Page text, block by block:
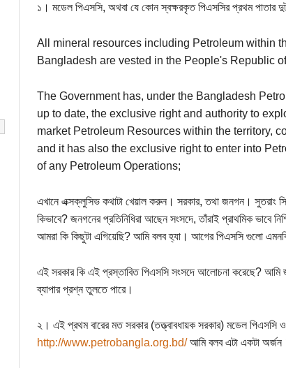
১। মডেল পিএসসি, অথবা যে কোন স্বক্ষরকৃত পিএসসির প্রথম পাতার
All mineral resources including Petroleum within
Bangladesh are vested in the People's Republic
The Government has, under the Bangladesh
up to date, the exclusive right and authority to
market Petroleum Resources within the territory,
and it has also the exclusive right to enter into
of any Petroleum Operations;
এখানে এক্সক্লুসিভ কথাটা খেয়াল করুন। সরকার, তথা জনগন। সুতরাং
কিভাবে? জনগনের প্রতিনিধিরা আছেন সংসদে, তাঁরাই প্রাথমিক ভাবে
আমরা কি কিছুটা এগিয়েছি? আমি বলব হ্যা। আগের পিএসসি গুলো
এই সরকার কি এই প্রস্তাবিত পিএসসি সংসদে আলোচনা করেছে? আমি
ব্যাপার প্রশ্ন তুলতে পারে।
২। এই প্রথম বারের মত সরকার (তত্ত্বাবধায়ক সরকার) মডেল পিএসসি
http://www.petrobangla.org.bd/আমি বলব এটা একটা অর্জন।